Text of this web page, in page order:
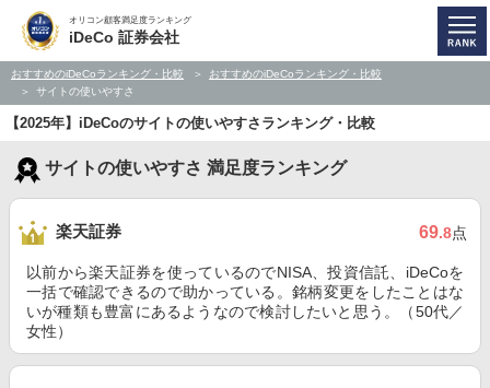
オリコン顧客満足度ランキング
iDeCo 証券会社
おすすめのiDeCoランキング・比較
おすすめのiDeCoランキング・比較
サイトの使いやすさ
【2025年】iDeCoのサイトの使いやすさランキング・比較
サイトの使いやすさ 満足度ランキング
楽天証券 69.8点
以前から楽天証券を使っているのでNISA、投資信託、iDeCoを
一括で確認できるので助かっている。銘柄変更をしたことはな
いが種類も豊富にあるようなので検討したいと思う。（50代／
女性）